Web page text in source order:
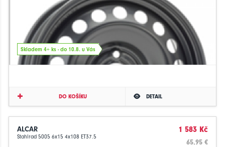
Skladem 4+ ks - do 10.8. u Vás
DO KOŠÍKU DETAIL
ALCAR
Stahlrad 5005 6x15 4x108 ET37.5
1 583 Kč
65.95 €